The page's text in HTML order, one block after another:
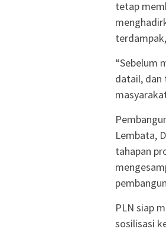
tetap
“Sebelum
datail, dan
Lembata,
tahapan
PLN siap
sosilisasi